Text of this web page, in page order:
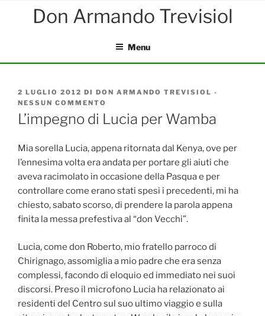
Menu
PUBBLICATO
IL
2 LUGLIO 2012 DI DON ARMANDO TREVISIOL -
NESSUN COMMENTO
L’IMPEGNO
DI
PER
L’impegno di Lucia per Wamba
Mia sorella Lucia, appena ritornata dal Kenya, ove per
l’ennesima volta era andata per portare gli aiuti che
aveva racimolato in occasione della Pasqua e per
controllare come erano stati spesi i precedenti, mi ha
chiesto, sabato scorso, di prendere la parola appena
finita la messa prefestiva al “don Vecchi”.
Lucia, come don Roberto, mio fratello parroco di
Chirignago, assomiglia a mio padre che era senza
complessi, facondo di eloquio ed immediato nei suoi
discorsi. Preso il microfono Lucia ha relazionato ai
residenti del Centro sul suo ultimo viaggio e sulla